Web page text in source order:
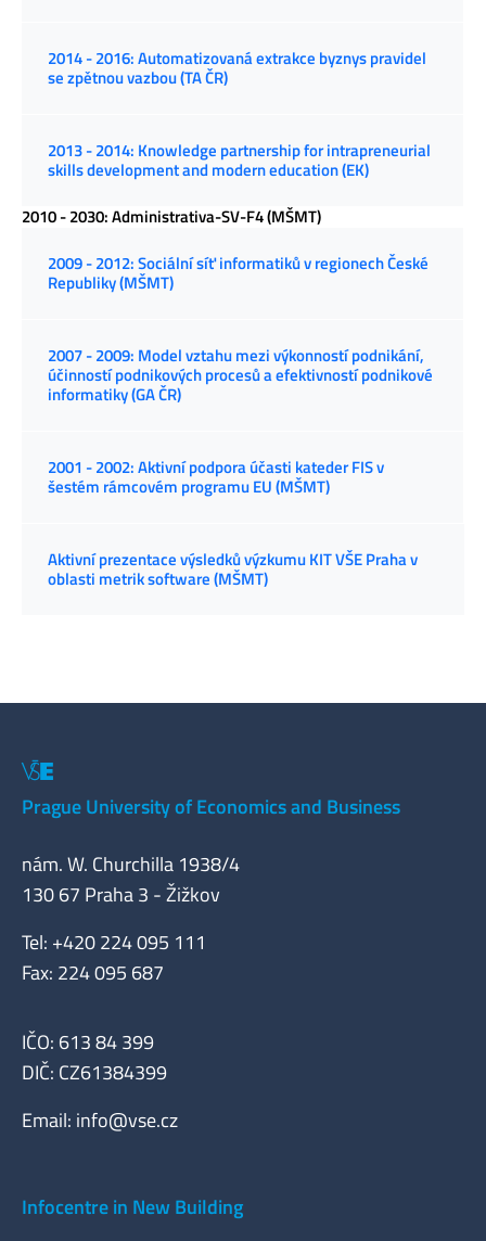
2014 - 2016: Automatizovaná extrakce byznys pravidel
se zpětnou vazbou (TA ČR)
2013 - 2014: Knowledge partnership for intrapreneurial
skills development and modern education (EK)
2010 - 2030: Administrativa-SV-F4 (MŠMT)
2009 - 2012: Sociální síť informatiků v regionech České
Republiky (MŠMT)
2007 - 2009: Model vztahu mezi výkonností podnikání,
účinností podnikových procesů a efektivností podnikové
informatiky (GA ČR)
2001 - 2002: Aktivní podpora účasti kateder FIS v
šestém rámcovém programu EU (MŠMT)
Aktivní prezentace výsledků výzkumu KIT VŠE Praha v
oblasti metrik software (MŠMT)
Prague University of Economics and Business
nám. W. Churchilla 1938/4
130 67 Praha 3 - Žižkov
Tel: +420 224 095 111
Fax: 224 095 687
IČO: 613 84 399
DIČ: CZ61384399
Email: info@vse.cz
Infocentre in New Building